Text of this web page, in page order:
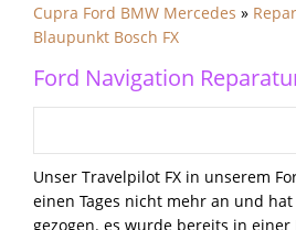
Cupra Ford BMW Mercedes »
Blaupunkt Bosch FX
Ford Navigation
Unser Travelpilot FX in unserem
einen Tages nicht mehr an und
gezogen. es wurde bereits in einer